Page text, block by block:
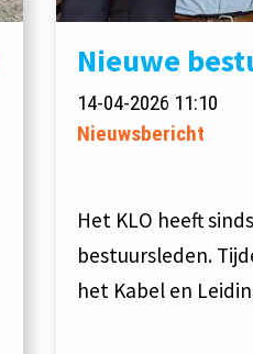
Nieuwe
14-04-2026 11:10
Nieuwsbericht
Het KLO heeft
bestuursleden.
het Kabel en